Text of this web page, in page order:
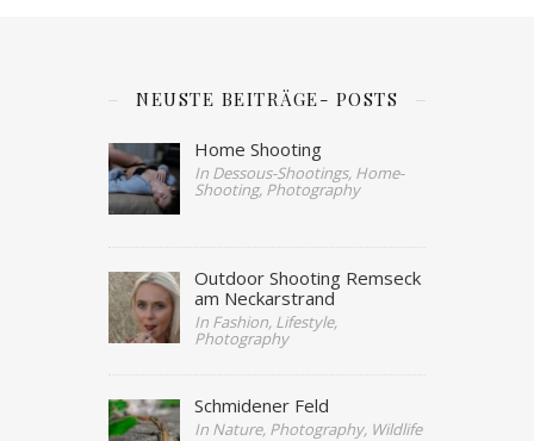
NEUSTE BEITRÄGE- POSTS
Home Shooting
In Dessous-Shootings, Home-
Shooting, Photography
Outdoor Shooting Remseck
am Neckarstrand
In Fashion, Lifestyle,
Photography
Schmidener Feld
In Nature, Photography, Wildlife